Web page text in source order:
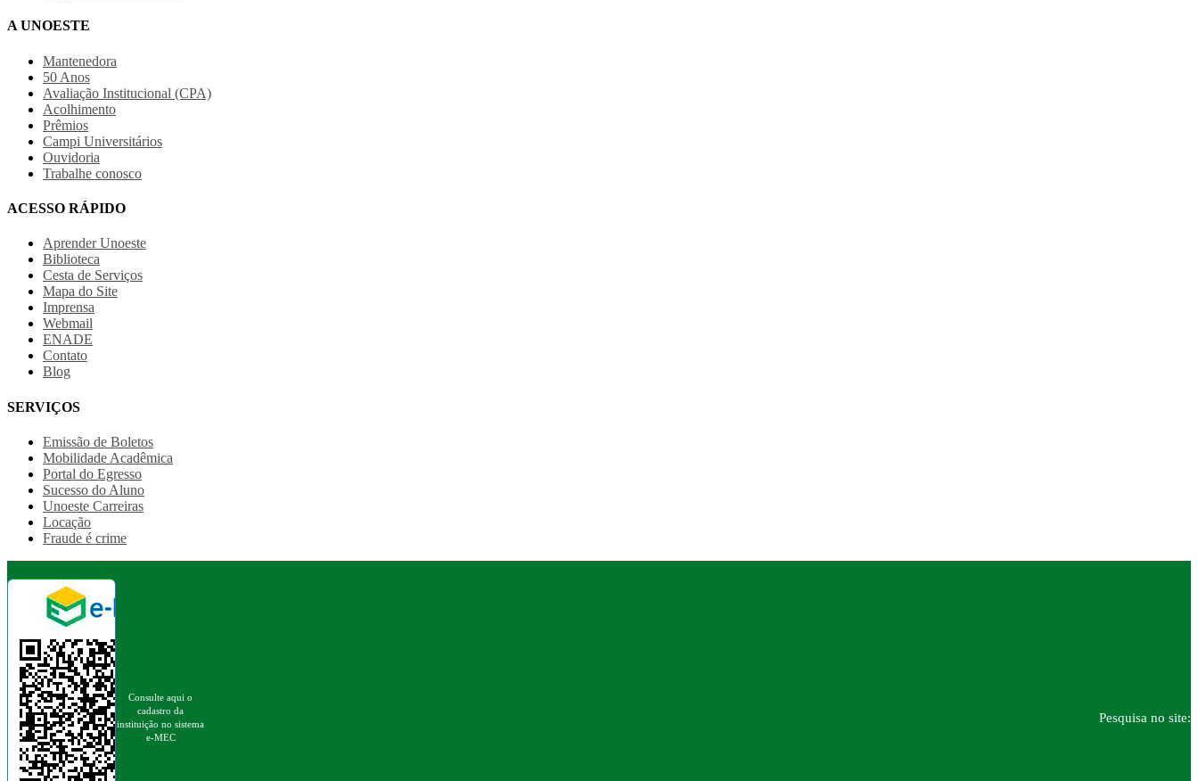
A UNOESTE
Mantenedora
50 Anos
Avaliação Institucional (CPA)
Acolhimento
Prêmios
Campi Universitários
Ouvidoria
Trabalhe conosco
ACESSO RÁPIDO
Aprender Unoeste
Biblioteca
Cesta de Serviços
Mapa do Site
Imprensa
Webmail
ENADE
Contato
Blog
SERVIÇOS
Emissão de Boletos
Mobilidade Acadêmica
Portal do Egresso
Sucesso do Aluno
Unoeste Carreiras
Locação
Fraude é crime
Consulte aqui o
cadastro da
instituição no sistema
e-MEC
Pesquisa no site: